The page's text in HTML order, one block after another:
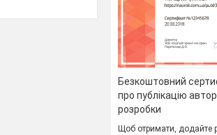
продукти,
Безкоштовний
про публікацію
розробки
Щоб отримати, додайте